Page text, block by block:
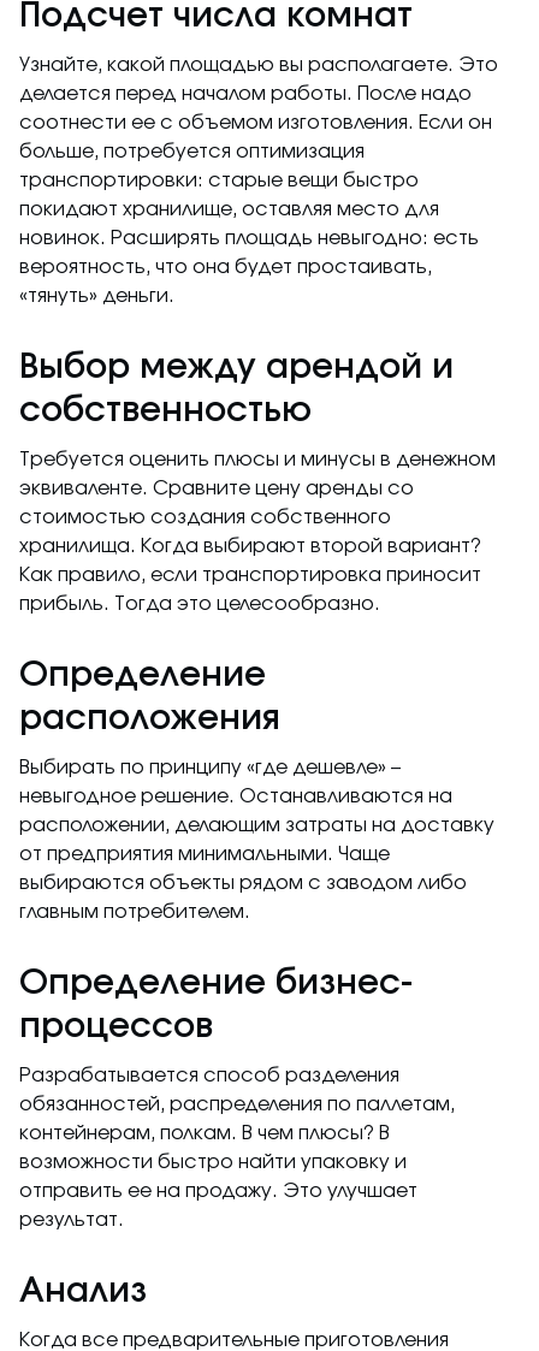
Подсчет числа комнат
Узнайте, какой площадью вы располагаете. Это
делается перед началом работы. После надо
соотнести ее с объемом изготовления. Если он
больше, потребуется оптимизация
транспортировки: старые вещи быстро
покидают хранилище, оставляя место для
новинок. Расширять площадь невыгодно: есть
вероятность, что она будет простаивать,
«тянуть» деньги.
Выбор между арендой и
собственностью
Требуется оценить плюсы и минусы в денежном
эквиваленте. Сравните цену аренды со
стоимостью создания собственного
хранилища. Когда выбирают второй вариант?
Как правило, если транспортировка приносит
прибыль. Тогда это целесообразно.
Определение
расположения
Выбирать по принципу «где дешевле» –
невыгодное решение. Останавливаются на
расположении, делающим затраты на доставку
от предприятия минимальными. Чаще
выбираются объекты рядом с заводом либо
главным потребителем.
Определение бизнес-
процессов
Разрабатывается способ разделения
обязанностей, распределения по паллетам,
контейнерам, полкам. В чем плюсы? В
возможности быстро найти упаковку и
отправить ее на продажу. Это улучшает
результат.
Анализ
Когда все предварительные приготовления